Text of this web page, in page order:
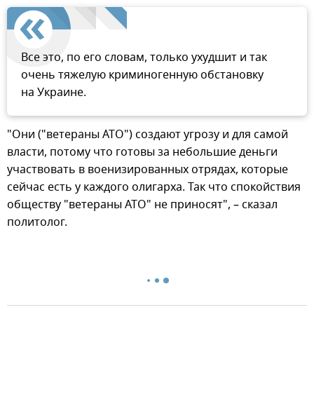
Все это, по его словам, только ухудшит и так
очень тяжелую криминогенную обстановку
на Украине.
"Они ("ветераны АТО") создают угрозу и для самой
власти, потому что готовы за небольшие деньги
участвовать в военизированных отрядах, которые
сейчас есть у каждого олигарха. Так что спокойствия
обществу "ветераны АТО" не приносят", – сказал
политолог.